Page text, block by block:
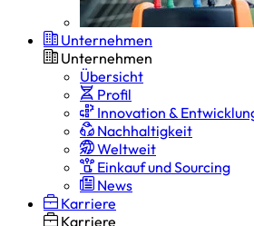
Unternehmen
Unternehmen
Übersicht
Profil
Innovation &
Nachhaltigkeit
Weltweit
Einkauf und Sourcing
News
Karriere
Karriere